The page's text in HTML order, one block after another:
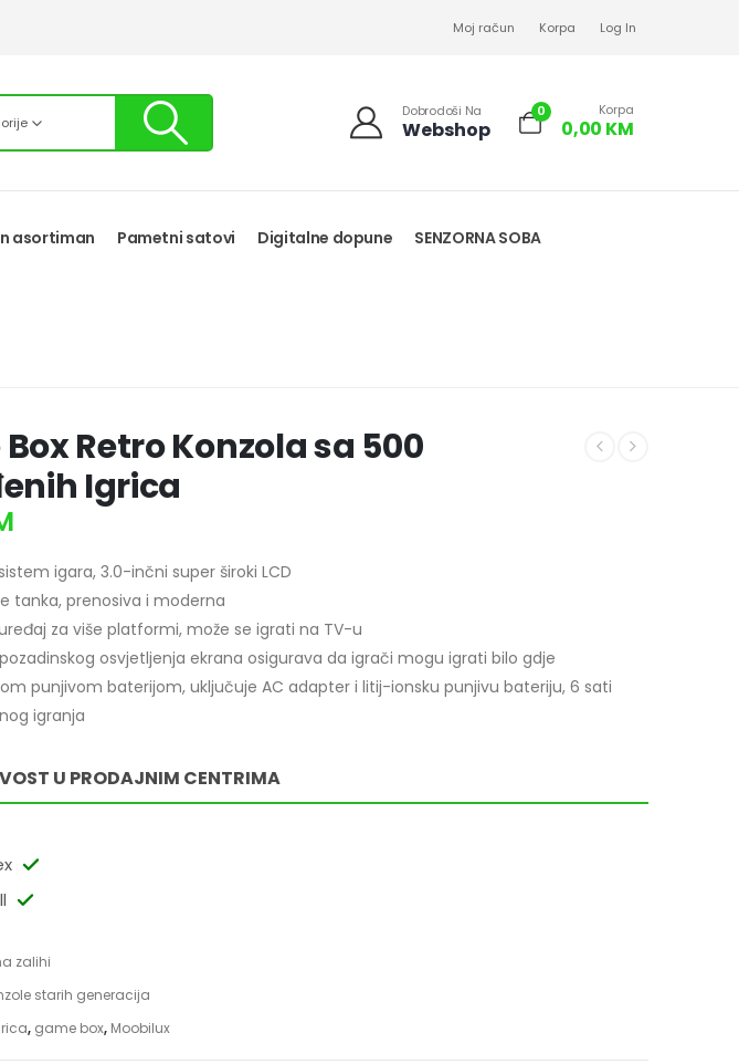
Moj račun Korpa Log In
Dobrodoši Na
Webshop
0 Korpa
0,00 KM
asortiman Pametni satovi Digitalne dopune SENZORNA SOBA
Retro Konzola sa 500
Igrica
igara, 3.0-inčni super široki LCD
tanka, prenosiva i moderna
za više platformi, može se igrati na TV-u
osvjetljenja ekrana osigurava da igrači mogu igrati bilo gdje
punjivom baterijom, uključuje AC adapter i litij-ionsku punjivu bateriju, 6 sati
igranja
U PRODAJNIM CENTRIMA
zalihi
starih generacija
, game box, Moobilux